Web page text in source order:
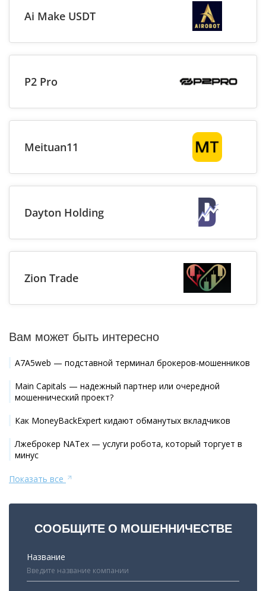
Ai Make USDT
P2 Pro
Meituan11
Dayton Holding
Zion Trade
Вам может быть интересно
A7A5web — подставной терминал брокеров-мошенников
Main Capitals — надежный партнер или очередной
мошеннический проект?
Как MoneyBackExpert кидают обманутых вкладчиков
Лжеброкер NATex — услуги робота, который торгует в
минус
Показать все
СООБЩИТЕ О МОШЕННИЧЕСТВЕ
Название